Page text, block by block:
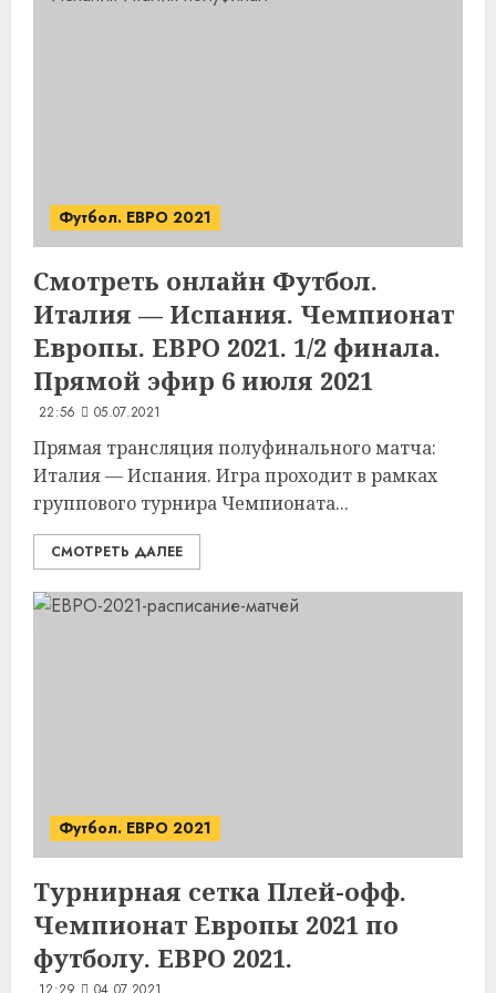
Футбол. ЕВРО 2021
Смотреть онлайн Футбол.
Италия — Испания. Чемпионат
Европы. ЕВРО 2021. 1/2 финала.
Прямой эфир 6 июля 2021
22:56 05.07.2021
Прямая трансляция полуфинального матча:
Италия — Испания. Игра проходит в рамках
группового турнира Чемпионата...
СМОТРЕТЬ ДАЛЕЕ
Футбол. ЕВРО 2021
Турнирная сетка Плей-офф.
Чемпионат Европы 2021 по
футболу. ЕВРО 2021.